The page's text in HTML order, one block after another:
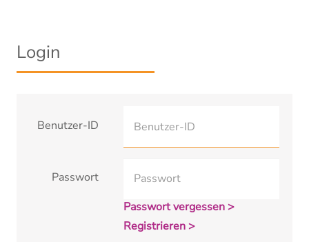
Login
Benutzer-ID
Passwort
Passwort vergessen >
Registrieren >